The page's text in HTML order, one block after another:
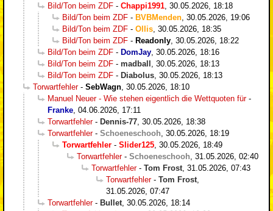
Bild/Ton beim ZDF - Chappi1991 30.05.2026, 18:18
Bild/Ton beim ZDF - BVBMenden 30.05.2026, 19:06
Bild/Ton beim ZDF - Ollis 30.05.2026, 18:35
Bild/Ton beim ZDF - Readonly 30.05.2026, 18:22
Bild/Ton beim ZDF - DomJay 30.05.2026, 18:16
Bild/Ton beim ZDF - madball
30.05.2026, 18:13
Bild/Ton beim ZDF - Diabolus 30.05.2026, 18:13
Torwartfehler- SebWagn 30.05.2026, 18:10
Manuel Neuer - Wie stehen eigentlich die Wettquoten für-
Franke 04.06.2026, 17:11
Torwartfehler- Dennis-77 30.05.2026, 18:38
Torwartfehler- Schoeneschooh 30.05.2026, 18:19
Torwartfehler - Slider125 30.05.2026, 18:49
Torwartfehler- Schoeneschooh 31.05.2026, 02:40
Torwartfehler- Tom Frost 31.05.2026, 07:43
Torwartfehler- Tom Frost
31.05.2026, 07:47
Torwartfehler- Bullet 30.05.2026, 18:14